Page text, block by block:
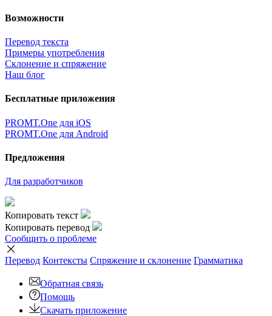
Возможности
Перевод текста
Примеры употребления
Склонение и спряжение
Наш блог
Бесплатные приложения
PROMT.One для iOS
PROMT.One для Android
Предложения
Для разработчиков
Копировать текст
Копировать перевод
Сообщить о проблеме
Перевод Контексты Спряжение и склонение Грамматика
Обратная связь
Помощь
Скачать приложение